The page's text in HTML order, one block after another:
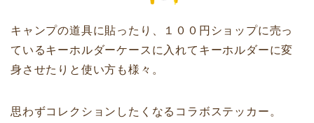
キャンプの道具に貼ったり、１００円ショップに売っ
ているキーホルダーケースに入れてキーホルダーに変
身させたりと使い方も様々。
思わずコレクションしたくなるコラボステッカー。